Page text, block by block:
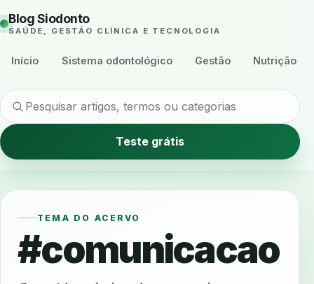
Blog Siodonto
SAÚDE, GESTÃO CLÍNICA E TECNOLOGIA
Início Sistema odontológico Gestão Nutrição
Teste grátis
TEMA DO ACERVO
#comunicacao